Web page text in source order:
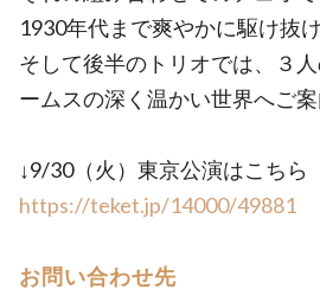
1930年代まで爽やかに駆け抜け
そして後半のトリオでは、３
ームスの深く温かい世界へご案
↓9/30（火）東京公演はこちら
https://teket.jp/14000/49881
お問い合わせ先